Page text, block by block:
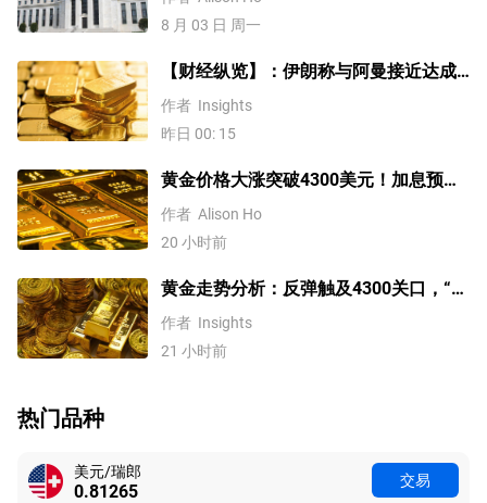
8 月 03 日 周一
【财经纵览】：伊朗称与阿曼接近达成
协议，黄金涨超200美元、WTI原油三连
跌，道指续创历史新高！
作者 Insights
昨日 00: 15
黄金价格大涨突破4300美元！加息预期
降温叠加央行购金，未来继续涨？
作者 Alison Ho
20 小时前
黄金走势分析：反弹触及4300关口，“双
底”确立剑指这一目标！
作者 Insights
21 小时前
热门品种
美元/瑞郎
0.81265 交易